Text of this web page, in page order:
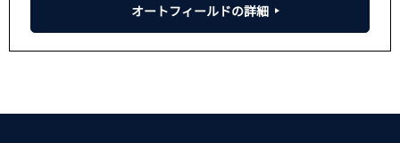
オートフィールドの詳細